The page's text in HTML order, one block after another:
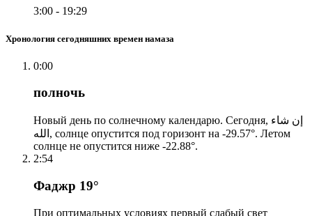
3:00 - 19:29
Хронология сегодняшних времен намаза
0:00
полночь
Новый день по солнечному календарю. Сегодня, إن شاء
الله, солнце опустится под горизонт на -29.57°. Летом
солнце не опустится ниже -22.88°.
2:54
Фаджр 19°
При оптимальных условиях первый слабый свет